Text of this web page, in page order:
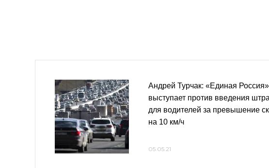
Андрей Турчак: «Единая Россия»
выступает против введения
для водителей за превышение
на 10 км/ч
05.05.21